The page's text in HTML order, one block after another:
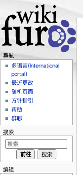
导航
多语言(International
portal)
最近更改
随机页面
方针指引
帮助
群聊
搜索
编辑